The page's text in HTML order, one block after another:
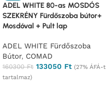
ADEL WHITE 80-as MOSDÓS
SZEKRÉNY Fürdőszoba bútor+
Mosdóval + Pult lap
ADEL WHITE Fürdőszoba
Bútor, COMAD
160300Ft 133050 Ft (27% ÁFÁ-t
tartalmaz)